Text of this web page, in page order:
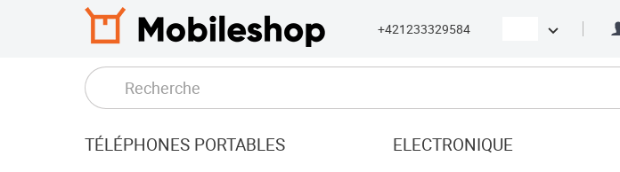
+421233329584
TÉLÉPHONES PORTABLES ELECTRONIQUE